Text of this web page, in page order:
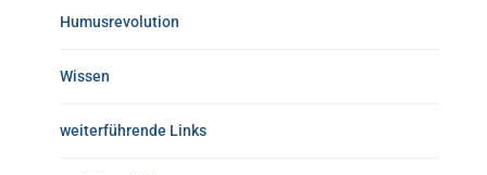
Humusrevolution
Wissen
weiterführende Links